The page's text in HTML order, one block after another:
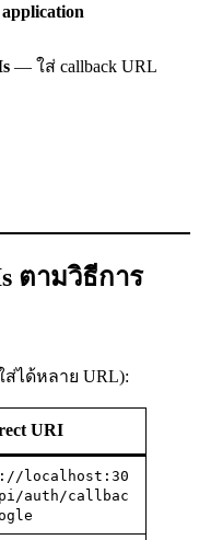
— ใส่ callback URL
ตามวิธีการ
ได้หลาย URL):
URI
localhost:30
auth/callbac